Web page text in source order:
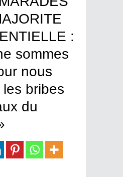
:
sommes
nous
bribes
du